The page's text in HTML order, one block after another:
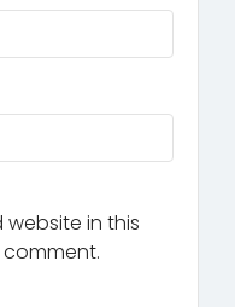
website in this